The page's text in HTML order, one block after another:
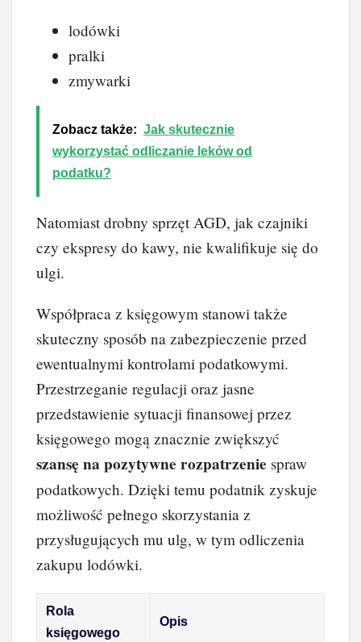
lodówki
pralki
zmywarki
Zobacz także: Jak skutecznie
wykorzystać odliczanie leków od
podatku?
Natomiast drobny sprzęt AGD, jak czajniki
czy ekspresy do kawy, nie kwalifikuje się do
ulgi.
Współpraca z księgowym stanowi także
skuteczny sposób na zabezpieczenie przed
ewentualnymi kontrolami podatkowymi.
Przestrzeganie regulacji oraz jasne
przedstawienie sytuacji finansowej przez
księgowego mogą znacznie zwiększyć
szansę na pozytywne rozpatrzenie spraw
podatkowych. Dzięki temu podatnik zyskuje
możliwość pełnego skorzystania z
przysługujących mu ulg, w tym odliczenia
zakupu lodówki.
Rola
księgowego
Opis